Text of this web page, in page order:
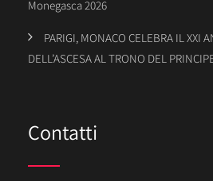
Monegasca 2026
PARIGI, MONACO CELEBRA IL XXI
DELL’ASCESA AL TRONO DEL
Contatti